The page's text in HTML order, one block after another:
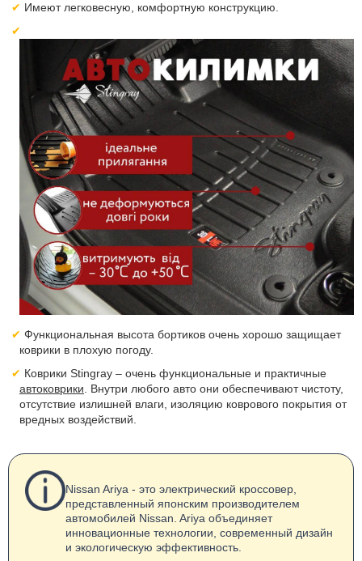
Имеют легковесную, комфортную конструкцию.
Функциональная высота бортиков очень хорошо защищает
коврики в плохую погоду.
Коврики Stingray – очень функциональные и практичные
автоковрики . Внутри любого авто они обеспечивают чистоту,
отсутствие излишней влаги, изоляцию коврового покрытия от
вредных воздействий.
Nissan Ariya - это электрический кроссовер,
представленный японским производителем
автомобилей Nissan. Ariya объединяет
инновационные технологии, современный дизайн
и экологическую эффективность.